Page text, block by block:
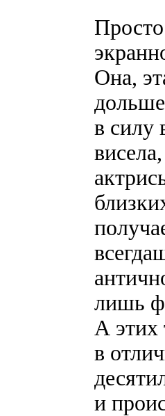
Она,
в силу
лишь
А этих
в
и